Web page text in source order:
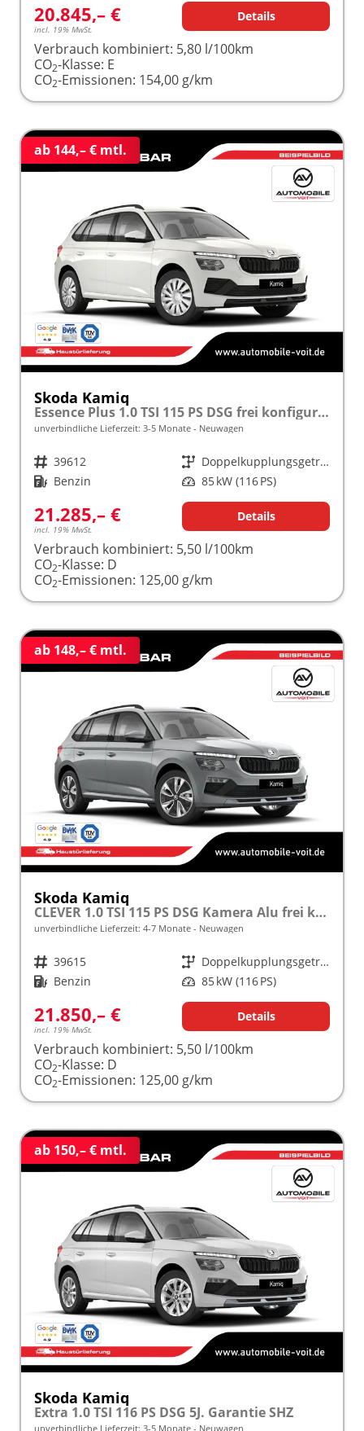
20.845,– €
incl. 19% MwSt.
Details
Verbrauch kombiniert: 5,80 l/100km
CO2-Klasse: E
CO2-Emissionen: 154,00 g/km
ab 144,– € mtl.
Skoda Kamiq
Essence Plus 1.0 TSI 115 PS DSG frei konfigurierbar!
unverbindliche Lieferzeit: 3-5 Monate Neuwagen
Fahrzeugnr. 39612 Getriebe
Doppelkupplungsgetriebe (DSG)
Kraftstoff Benzin Leistung 85 kW (116 PS)
21.285,– €
incl. 19% MwSt.
Details
Verbrauch kombiniert: 5,50 l/100km
CO2-Klasse: D
CO2-Emissionen: 125,00 g/km
ab 148,– € mtl.
Skoda Kamiq
CLEVER 1.0 TSI 115 PS DSG Kamera Alu frei konfigurierbar!
unverbindliche Lieferzeit: 4-7 Monate Neuwagen
Fahrzeugnr. 39615 Getriebe
Doppelkupplungsgetriebe (DSG)
Kraftstoff Benzin Leistung 85 kW (116 PS)
21.850,– €
incl. 19% MwSt.
Details
Verbrauch kombiniert: 5,50 l/100km
CO2-Klasse: D
CO2-Emissionen: 125,00 g/km
ab 150,– € mtl.
Skoda Kamiq
Extra 1.0 TSI 116 PS DSG 5J. Garantie SHZ
unverbindliche Lieferzeit: 3-5 Monate Neuwagen